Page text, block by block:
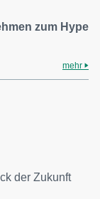
zum Hype
mehr
der Zukunft